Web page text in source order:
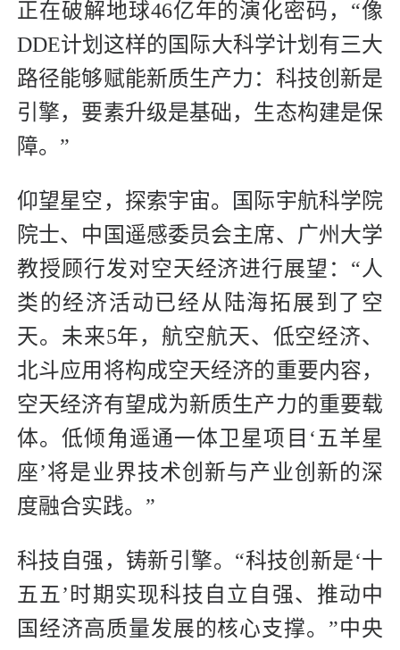
正在破解地球46亿年的演化密码，“像
DDE计划这样的国际大科学计划有三大
路径能够赋能新质生产力：科技创新是
引擎，要素升级是基础，生态构建是保
障。”
仰望星空，探索宇宙。国际宇航科学院
院士、中国遥感委员会主席、广州大学
教授顾行发对空天经济进行展望：“人
类的经济活动已经从陆海拓展到了空
天。未来5年，航空航天、低空经济、
北斗应用将构成空天经济的重要内容，
空天经济有望成为新质生产力的重要载
体。低倾角遥通一体卫星项目‘五羊星
座’将是业界技术创新与产业创新的深
度融合实践。”
科技自强，铸新引擎。“科技创新是‘十
五五’时期实现科技自立自强、推动中
国经济高质量发展的核心支撑。”中央